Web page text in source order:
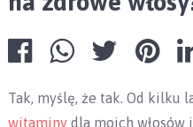
Tak, myślę, że tak. Od kilku
witaminydla moich włosów